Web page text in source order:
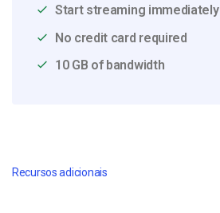
Start streaming immediately
No credit card required
10 GB of bandwidth
Recursos adicionais